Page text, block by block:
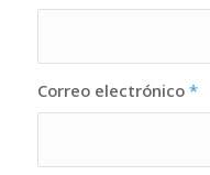
Correo electrónico *